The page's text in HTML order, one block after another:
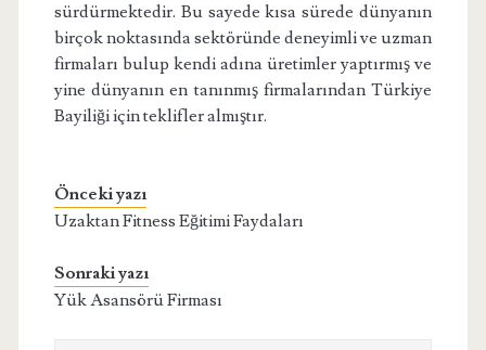
sürdürmektedir. Bu sayede kısa sürede dünyanın
birçok noktasında sektöründe deneyimli ve uzman
firmaları bulup kendi adına üretimler yaptırmış ve
yine dünyanın en tanınmış firmalarından Türkiye
Bayiliği için teklifler almıştır.
Önceki yazı
Uzaktan Fitness Eğitimi Faydaları
Sonraki yazı
Yük Asansörü Firması